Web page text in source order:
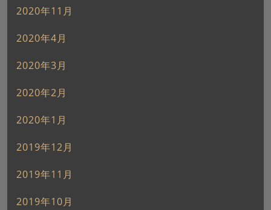
2020年11月
2020年4月
2020年3月
2020年2月
2020年1月
2019年12月
2019年11月
2019年10月